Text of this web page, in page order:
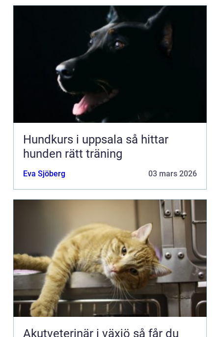
Hundkurs i uppsala så hittar
hunden rätt träning
Eva Sjöberg 03 mars 2026
Akutveterinär i växjö så får du